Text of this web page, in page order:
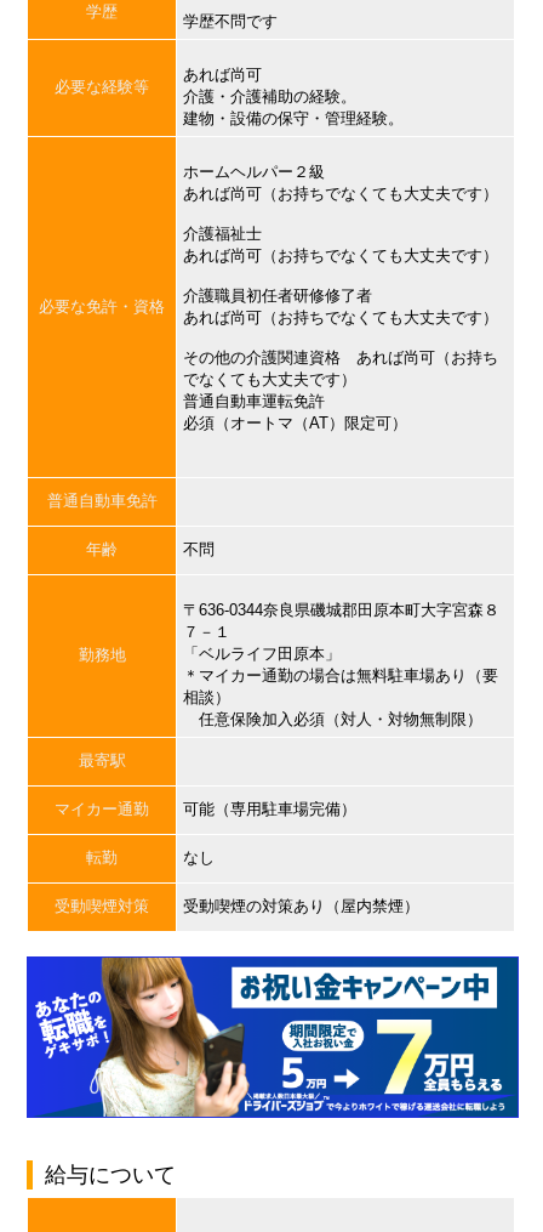
学歴
学歴不問です
必要な経験等
あれば尚可
介護・介護補助の経験。
建物・設備の保守・管理経験。
必要な免許・資格
ホームヘルパー２級
あれば尚可（お持ちでなくても大丈夫です）
介護福祉士
あれば尚可（お持ちでなくても大丈夫です）
介護職員初任者研修修了者
あれば尚可（お持ちでなくても大丈夫です）
その他の介護関連資格 あれば尚可（お持ち
でなくても大丈夫です）
普通自動車運転免許
必須（オートマ（AT）限定可）
普通自動車免許
年齢 不問
勤務地
〒636-0344奈良県磯城郡田原本町大字宮森８
７－１
「ベルライフ田原本」
＊マイカー通勤の場合は無料駐車場あり（要
相談）
任意保険加入必須（対人・対物無制限）
最寄駅
マイカー通勤 可能（専用駐車場完備）
転勤 なし
受動喫煙対策 受動喫煙の対策あり（屋内禁煙）
給与について